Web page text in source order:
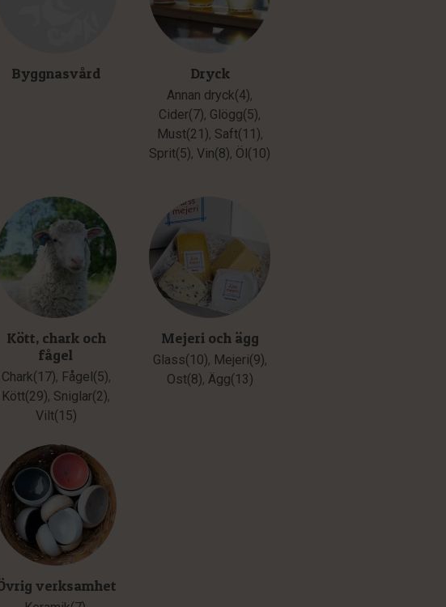
Byggnasvård Dryck
Annan dryck(4),
Cider(7), Glögg(5),
Must(21), Saft(11),
Sprit(5), Vin(8), Öl(10)
Kött, chark och
fågel
Chark(17), Fågel(5),
Kött(29), Sniglar(2),
Vilt(15)
Mejeri och ägg
Glass(10), Mejeri(9),
Ost(8), Ägg(13)
verksamhet